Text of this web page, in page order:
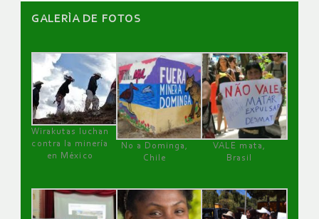
GALERÌA DE FOTOS
Wirakutas luchan
contra la minería
en México
No a Dominga,
Chile
VALE mata,
Brasil